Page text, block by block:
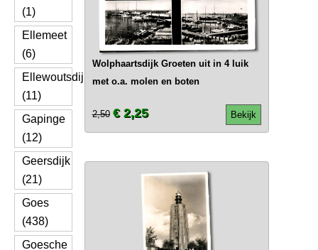
(1)
Ellemeet
(6)
Ellewoutsdijk
(11)
Gapinge
(12)
Geersdijk
(21)
Goes
(438)
Goesche
Wolphaartsdijk Groeten uit in 4 luik
met o.a. molen en boten
Bekijk
2,50 € 2,25